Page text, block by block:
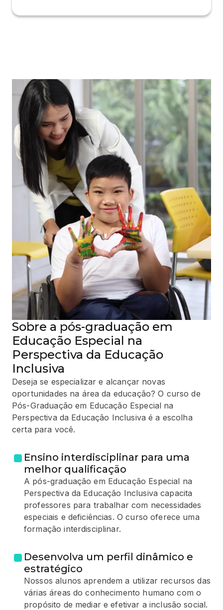
Sobre a pós-graduação em
Educação Especial na
Perspectiva da Educação
Inclusiva
Deseja se especializar e alcançar novas
oportunidades na área da educação? O curso de
Pós-Graduação em Educação Especial na
Perspectiva da Educação Inclusiva é a escolha
certa para você.
Ensino interdisciplinar para uma
melhor qualificação
A pós-graduação em Educação Especial na
Perspectiva da Educação Inclusiva capacita
professores para trabalhar com necessidades
especiais e deficiências. O curso oferece uma
formação interdisciplinar.
Desenvolva um perfil dinâmico e
estratégico
Nossos alunos aprendem a utilizar recursos das
várias áreas do conhecimento humano com o
propósito de mediar e efetivar a inclusão social.